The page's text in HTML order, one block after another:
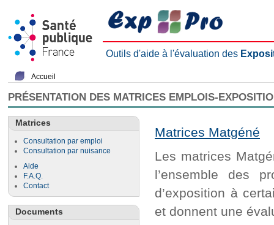
Outils d'aide à l'évaluation des
Accueil
PRÉSENTATION DES MATRICES EMPLOIS-
Matrices
Consultation par emploi
Consultation par nuisance
Aide
F.A.Q.
Contact
Documents
Matrices Matgéné
Les matrices
l’ensemble des
d’exposition à
et donnent une